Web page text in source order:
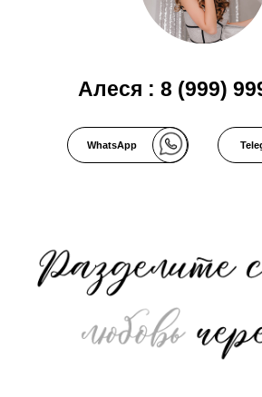
WhatsApp
Алеся : 8 (999)